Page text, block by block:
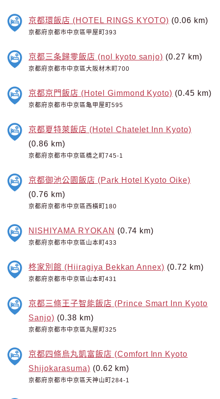
京都環飯店 (HOTEL RINGS KYOTO) (0.06 km)
京都府京都市中京區甲屋町393
京都三条歸零飯店 (nol kyoto sanjo) (0.27 km)
京都府京都市中京區大阪材木町700
京都京門飯店 (Hotel Gimmond Kyoto) (0.45 km)
京都府京都市中京區亀甲屋町595
京都夏特萊飯店 (Hotel Chatelet Inn Kyoto)
(0.86 km)
京都府京都市中京區橋之町745-1
京都御池公園飯店 (Park Hotel Kyoto Oike)
(0.76 km)
京都府京都市中京區西橫町180
NISHIYAMA RYOKAN (0.74 km)
京都府京都市中京區山本町433
柊家別館 (Hiiragiya Bekkan Annex) (0.72 km)
京都府京都市中京區山本町431
京都三條王子智能飯店 (Prince Smart Inn Kyoto
Sanjo) (0.38 km)
京都府京都市中京區丸屋町325
京都四條烏丸凱富飯店 (Comfort Inn Kyoto
Shijokarasuma) (0.62 km)
京都府京都市中京區天神山町284-1